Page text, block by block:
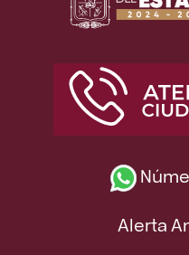
Alerta